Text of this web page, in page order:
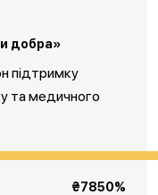
добра»
підтримку
та медичного
₴7850%